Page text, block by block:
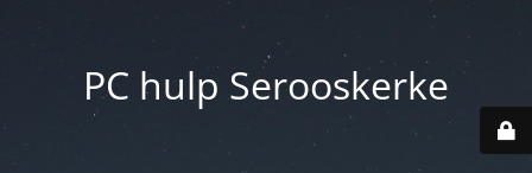
PC hulp Serooskerke